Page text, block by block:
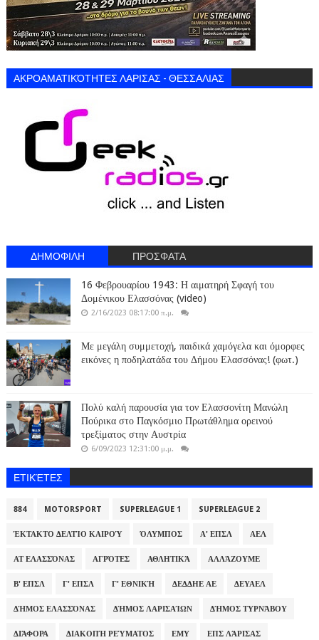
ΑΚΡΟΑΜΑΤΙΚΌΤΗΤΕΣ ΛΑΡΙΣΑΣ - ΘΕΣΣΑΛΙΑΣ
ΔΗΜΟΦΙΛΗ ΠΡΟΣΦΑΤΑ
16 Φεβρουαρίου 1943: Η αιματηρή Σφαγή του
Δομένικου Ελασσόνας (video)
2/16/2023 08:17:00 π.μ.
Με μεγάλη συμμετοχή, παιδικά χαμόγελα και όμορφες
εικόνες η ποδηλατάδα του Δήμου Ελασσόνας! (φωτ.)
Πολύ καλή παρουσία για τον Ελασσονίτη Μανώλη
Πούρικα στο Παγκόσμιο Πρωτάθλημα ορεινού
τρεξίματος στην Αυστρία
6/09/2023 12:31:00 μ.μ.
ΕΤΙΚΈΤΕΣ
884 MOTORSPORT SUPERLEAGUE 1 SUPERLEAGUE 2
ΈΚΤΑΚΤΟ ΔΕΛΤΊΟ ΚΑΙΡΟΎ ΌΛΥΜΠΟΣ Α' ΕΠΣΛ ΑΕΛ
ΑΤ ΕΛΑΣΣΌΝΑΣ ΑΓΡΌΤΕΣ ΑΘΛΗΤΙΚΆ ΑΛΛΆΖΟΥΜΕ
Β' ΕΠΣΛ Γ' ΕΠΣΛ Γ' ΕΘΝΙΚΉ ΔΕΔΔΗΕ ΑΕ ΔΕΥΑΕΛ
ΔΉΜΟΣ ΕΛΑΣΣΌΝΑΣ ΔΉΜΟΣ ΛΑΡΙΣΑΊΩΝ ΔΉΜΟΣ ΤΥΡΝΆΒΟΥ
ΔΙΆΦΟΡΑ ΔΙΑΚΟΠΉ ΡΕΎΜΑΤΟΣ ΕΜΥ ΕΠΣ ΛΆΡΙΣΑΣ